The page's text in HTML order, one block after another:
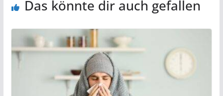
Das könnte dir auch gefallen